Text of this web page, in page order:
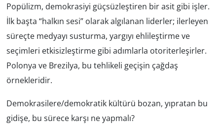
Popülizm, demokrasiyi güçsüzleştiren bir asit gibi işler.
İlk başta “halkın sesi” olarak algılanan liderler; ilerleyen
süreçte medyayı susturma, yargıyı ehlileştirme ve
seçimleri etkisizleştirme gibi adımlarla otoriterleşirler.
Polonya ve Brezilya, bu tehlikeli geçişin çağdaş
örnekleridir.
Demokrasilere/demokratik kültürü bozan, yıpratan bu
gidişe, bu sürece karşı ne yapmalı?